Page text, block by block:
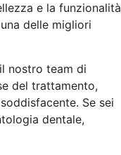
e la funzionalità
delle migliori
nostro team di
del trattamento,
Se sei
dentale,